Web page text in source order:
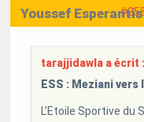
Youssef
tarajjidawla a écrit :
ESS : Meziani
L’Etoile Sportive du